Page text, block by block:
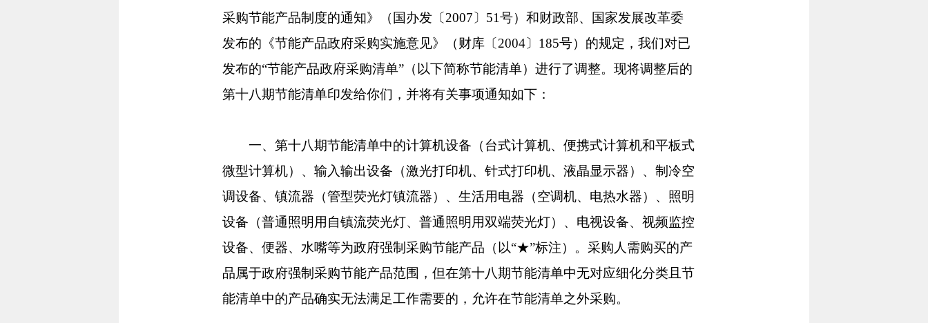
采购节能产品制度的通知》（国办发〔2007〕51号）和财政部、国家发展改革委
发布的《节能产品政府采购实施意见》（财库〔2004〕185号）的规定，我们对已
发布的“节能产品政府采购清单”（以下简称节能清单）进行了调整。现将调整后的
第十八期节能清单印发给你们，并将有关事项通知如下：
一、第十八期节能清单中的计算机设备（台式计算机、便携式计算机和平板式
微型计算机）、输入输出设备（激光打印机、针式打印机、液晶显示器）、制冷空
调设备、镇流器（管型荧光灯镇流器）、生活用电器（空调机、电热水器）、照明
设备（普通照明用自镇流荧光灯、普通照明用双端荧光灯）、电视设备、视频监控
设备、便器、水嘴等为政府强制采购节能产品（以“★”标注）。采购人需购买的产
品属于政府强制采购节能产品范围，但在第十八期节能清单中无对应细化分类且节
能清单中的产品确实无法满足工作需要的，允许在节能清单之外采购。